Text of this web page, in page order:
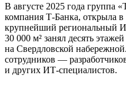
В августе 2025 года группа
компания Т-Банка, открыла в
крупнейший региональный
30 000 м² занял десять
на Свердловской
сотрудников —
и других ИТ-специалистов.